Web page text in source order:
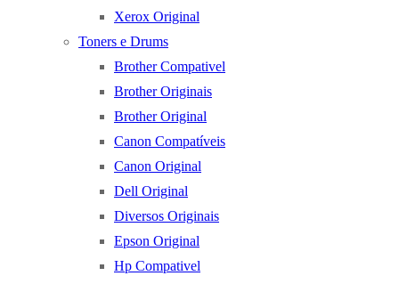
Xerox Original
Toners e Drums
Brother Compativel
Brother Originais
Brother Original
Canon Compatíveis
Canon Original
Dell Original
Diversos Originais
Epson Original
Hp Compativel